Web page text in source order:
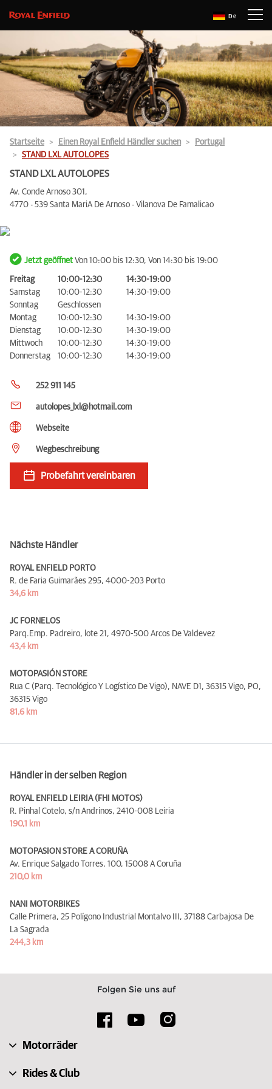
De
Startseite Einen Royal Enfield Händler suchen
Portugal
STAND LXL AUTOLOPES
STAND LXL AUTOLOPES
Av. Conde Arnoso 301,
4770 - 539 Santa Mari­A De Arnoso - Vilanova De Famalicao
Jetzt geöffnet Von 10:00 bis 12:30, Von 14:30 bis 19:00
Freitag 10:00-12:30
14:30-19:00
Samstag
10:00-12:30
14:30-19:00
Sonntag
Geschlossen
Montag
10:00-12:30
14:30-19:00
Dienstag
10:00-12:30
14:30-19:00
Mittwoch
10:00-12:30
14:30-19:00
Donnerstag
10:00-12:30 14:30-19:00
252 911 145
autolopes_lxl@hotmail.com
Webseite
Wegbeschreibung
Probefahrt vereinbaren
Nächste Händler
ROYAL ENFIELD PORTO
R. de Faria Guimarães 295, 4000-203 Porto
34,6 km
JC FORNELOS
Parq.Emp. Padreiro, lote 21, 4970-500 Arcos De Valdevez
43,4 km
MOTOPASIÓN STORE
Rua C (Parq. Tecnológico Y Logístico De Vigo), NAVE D1, 36315 Vigo, PO,
36315 Vigo
81,6 km
Händler in der selben Region
ROYAL ENFIELD LEIRIA (FHI MOTOS)
R. Pinhal Cotelo, s/n Andrinos, 2410-008 Leiria
190,1 km
MOTOPASION STORE A CORUÑA
Av. Enrique Salgado Torres, 100, 15008 A Coruña
210,0 km
NANI MOTORBIKES
Calle Primera, 25 Polígono Industrial Montalvo III, 37188 Carbajosa De
La Sagrada
244,3 km
Folgen Sie uns auf
Motorräder
Rides & Club